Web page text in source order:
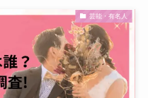
芸能・有名人